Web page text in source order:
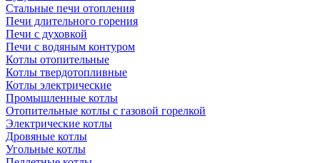
Стальные печи отопления
Печи длительного горения
Печи с духовкой
Печи с водяным контуром
Котлы отопительные
Котлы твердотопливные
Котлы электрические
Промышленные котлы
Отопительные котлы с газовой горелкой
Электрические котлы
Дровяные котлы
Угольные котлы